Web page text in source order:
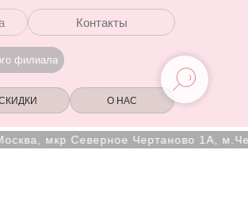
Контакты
О НАС
филиала
мкр Северное Чертаново 1А,